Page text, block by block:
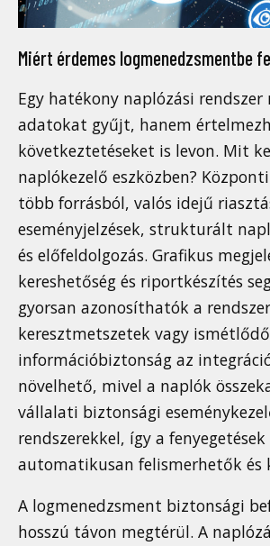
Miért érdemes logmenedzsmentbe
Egy hatékony naplózási rendszer
adatokat gyűjt, hanem
következtetéseket is levon. Mit
naplókezelő eszközben?
több forrásból, valós idejű
eseményjelzések, strukturált
és előfeldolgozás. Grafikus
kereshetőség és riportkészítés
gyorsan azonosíthatók a
keresztmetszetek vagy
információbiztonság az
növelhető, mivel a naplók
vállalati biztonsági
rendszerekkel, így a fenyegetések
automatikusan felismerhetők és
A logmenedzsment biztonsági
hosszú távon megtérül. A